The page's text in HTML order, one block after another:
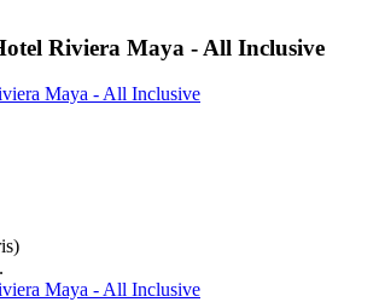
Riviera Maya - All Inclusive
Maya - All Inclusive
Maya - All Inclusive